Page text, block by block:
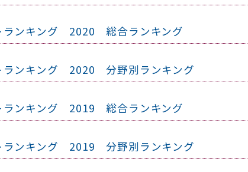
ランキング 2020 総合ランキング
ランキング 2020 分野別ランキング
ランキング 2019 総合ランキング
ランキング 2019 分野別ランキング